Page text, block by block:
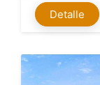
Detalle